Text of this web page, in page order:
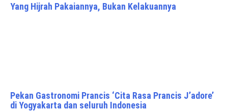
Yang Hijrah Pakaiannya, Bukan Kelakuannya
Pekan Gastronomi Prancis ‘Cita Rasa Prancis J’adore’
di Yogyakarta dan seluruh Indonesia